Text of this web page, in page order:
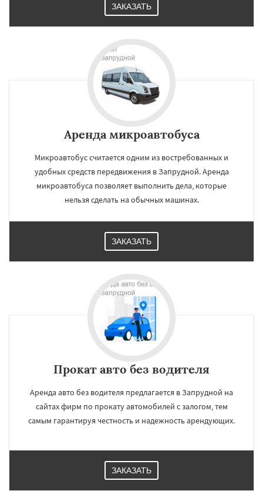
ЗАКАЗАТЬ
Аренда микроавтобуса
Микроавтобус считается одним из востребованных и
удобных средств передвижения в Запрудной. Аренда
микроавтобуса позволяет выполнить дела, которые
нельзя сделать на обычных машинах.
ЗАКАЗАТЬ
Прокат авто без водителя
Аренда авто без водителя предлагается в Запрудной на
сайтах фирм по прокату автомобилей с залогом, тем
самым гарантируя честность и надежность арендующих.
ЗАКАЗАТЬ